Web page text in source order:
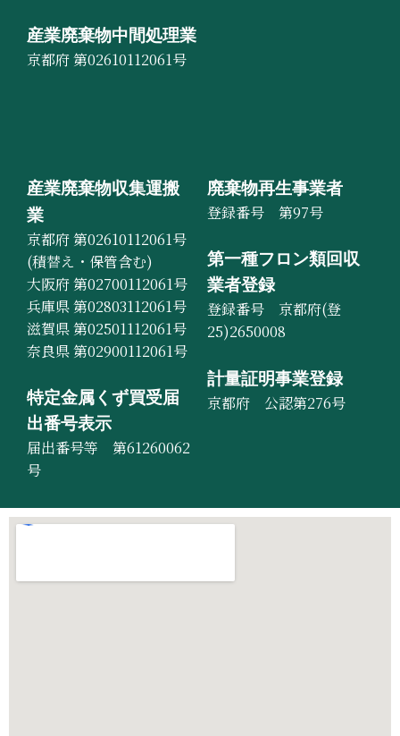
産業廃棄物中間処理業
京都府 第02610112061号
産業廃棄物収集運搬
業
京都府 第02610112061号
(積替え・保管含む)
大阪府 第02700112061号
兵庫県 第02803112061号
滋賀県 第02501112061号
奈良県 第02900112061号
特定金属くず買受届
出番号表示
届出番号等 第61260062
号
廃棄物再生事業者
登録番号 第97号
第一種フロン類回収
業者登録
登録番号 京都府(登
25)2650008
計量証明事業登録
京都府 公認第276号